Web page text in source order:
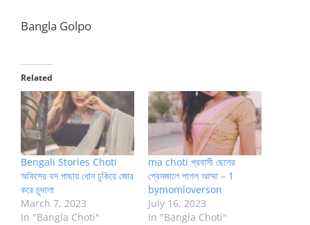
Bangla Golpo
Related
Bengali Stories Choti
অফিসের বস পাছায় ধোন ঢুকিয়ে জোর
করে চুদলো
March 7, 2023
In "Bangla Choti"
ma choti প্রবাসী ছেলের
প্রেমজালে পাগল আম্মা – 1
bymomloverson
July 16, 2023
In "Bangla Choti"